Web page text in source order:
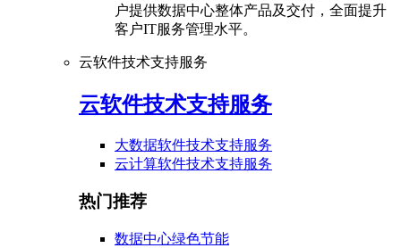
户提供数据中心整体产品及交付，全面提升
客户IT服务管理水平。
云软件技术支持服务
云软件技术支持服务
大数据软件技术支持服务
云计算软件技术支持服务
热门推荐
数据中心绿色节能